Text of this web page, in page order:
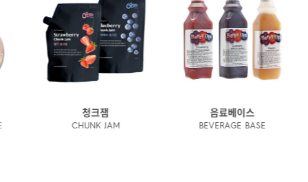
청크잼
CHUNK JAM
음료베이스
BEVERAGE BASE